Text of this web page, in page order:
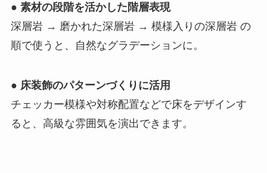
● 素材の段階を活かした階層表現
深層岩 → 磨かれた深層岩 → 模様入りの深層岩 の
順で使うと、自然なグラデーションに。
● 床装飾のパターンづくりに活用
チェッカー模様や対称配置などで床をデザインす
ると、高級な雰囲気を演出できます。